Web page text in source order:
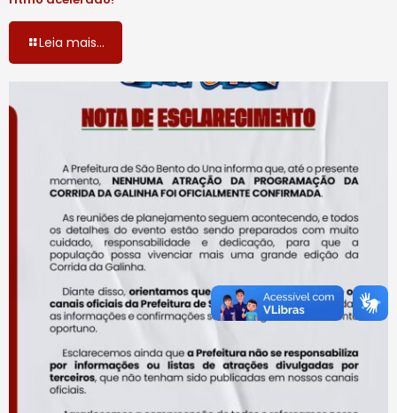
Leia mais...